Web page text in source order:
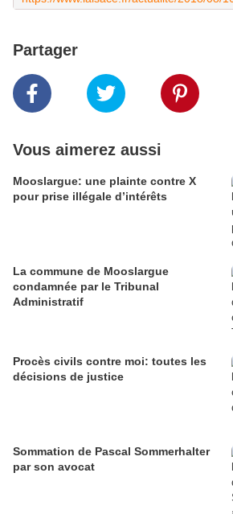
Partager
Vous aimerez aussi
Mooslargue: une plainte contre X
pour prise illégale d’intérêts
La commune de Mooslargue
condamnée par le Tribunal
Administratif
Procès civils contre moi: toutes les
décisions de justice
Sommation de Pascal Sommerhalter
par son avocat